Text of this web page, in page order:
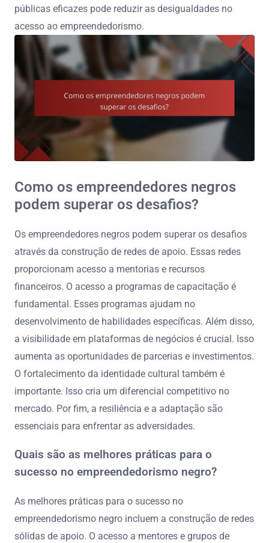
públicas eficazes pode reduzir as desigualdades no
acesso ao empreendedorismo.
Como os empreendedores negros
podem superar os desafios?
Os empreendedores negros podem superar os desafios
através da construção de redes de apoio. Essas redes
proporcionam acesso a mentorias e recursos
financeiros. O acesso a programas de capacitação é
fundamental. Esses programas ajudam no
desenvolvimento de habilidades específicas. Além disso,
a visibilidade em plataformas de negócios é crucial. Isso
aumenta as oportunidades de parcerias e investimentos.
O fortalecimento da identidade cultural também é
importante. Isso cria um diferencial competitivo no
mercado. Por fim, a resiliência e a adaptação são
essenciais para enfrentar as adversidades.
Quais são as melhores práticas para o
sucesso no empreendedorismo negro?
As melhores práticas para o sucesso no
empreendedorismo negro incluem a construção de redes
sólidas de apoio. O acesso a mentores e grupos de